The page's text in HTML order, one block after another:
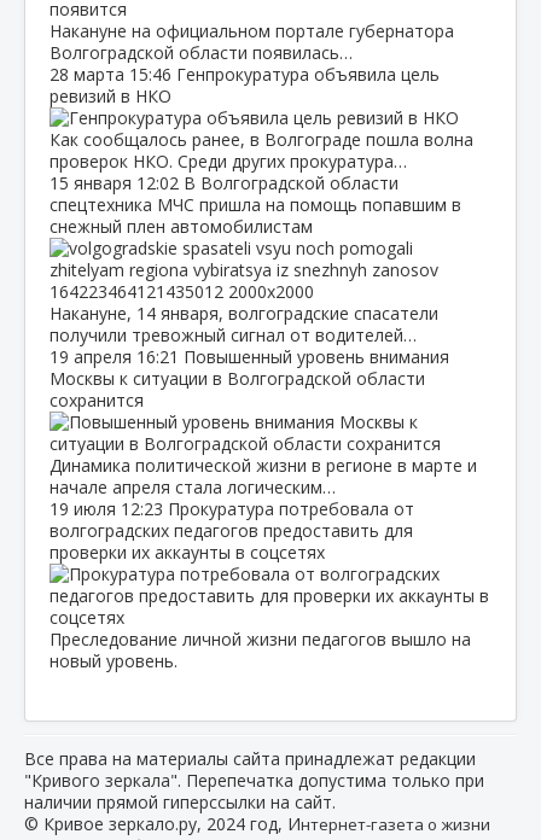
Накануне на официальном портале губернатора
Волгоградской области появилась…
28 марта 15:46 Генпрокуратура объявила цель
ревизий в НКО
Как сообщалось ранее, в Волгограде пошла волна
проверок НКО. Среди других прокуратура…
15 января 12:02 В Волгоградской области
спецтехника МЧС пришла на помощь попавшим в
снежный плен автомобилистам
Накануне, 14 января, волгоградские спасатели
получили тревожный сигнал от водителей…
19 апреля 16:21 Повышенный уровень внимания
Москвы к ситуации в Волгоградской области
сохранится
Динамика политической жизни в регионе в марте и
начале апреля стала логическим…
19 июля 12:23 Прокуратура потребовала от
волгоградских педагогов предоставить для
проверки их аккаунты в соцсетях
Преследование личной жизни педагогов вышло на
новый уровень.
Все права на материалы сайта принадлежат редакции
"Кривого зеркала". Перепечатка допустима только при
наличии прямой гиперссылки на сайт.
© Кривое зеркало.ру, 2024 год, Интернет-газета о жизни